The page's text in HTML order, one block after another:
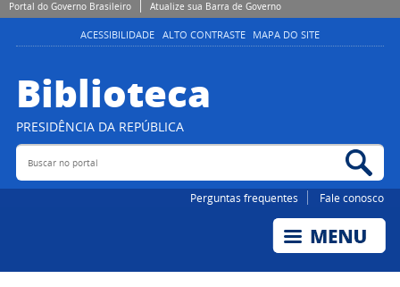
Portal do Governo Brasileiro Atualize sua Barra de Governo
ACESSIBILIDADE ALTO CONTRASTE MAPA DO SITE
Biblioteca
PRESIDÊNCIA DA REPÚBLICA
Buscar no portal
Perguntas frequentes Fale conosco